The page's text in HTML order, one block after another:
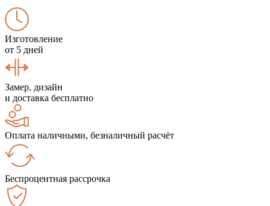
Изготовление
от 5 дней
Замер, дизайн
и доставка бесплатно
Оплата наличными, безналичный расчёт
Беспроцентная рассрочка